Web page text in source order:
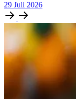
29 Juli 2026